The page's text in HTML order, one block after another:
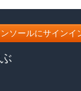
ンソールにサインイ